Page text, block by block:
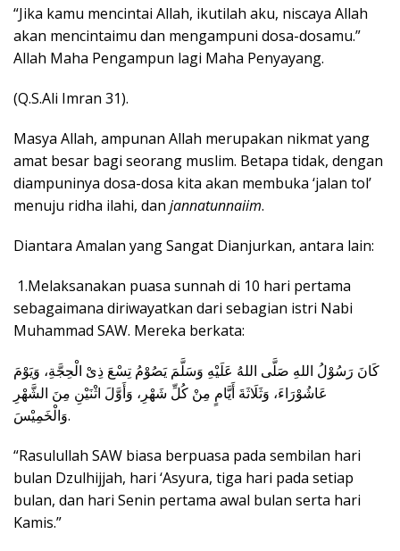
“Jika kamu mencintai Allah, ikutilah aku, niscaya Allah
akan mencintaimu dan mengampuni dosa-dosamu.”
Allah Maha Pengampun lagi Maha Penyayang.
(Q.S.Ali Imran 31).
Masya Allah, ampunan Allah merupakan nikmat yang
amat besar bagi seorang muslim. Betapa tidak, dengan
diampuninya dosa-dosa kita akan membuka ‘jalan tol’
menuju ridha ilahi, dan jannatunnaiim.
Diantara Amalan yang Sangat Dianjurkan, antara lain:
1.Melaksanakan puasa sunnah di 10 hari pertama
sebagaimana diriwayatkan dari sebagian istri Nabi
Muhammad SAW. Mereka berkata:
كَانَ رَسُوْلُ اللهِ صَلَّى اللهُ عَلَيْهِ وَسَلَّمَ يَصُوْمُ تِسْعَ ذِىْ الْحِجَّةِ، وَيَوْمَ
عَاشُوْرَاءَ، وَثَلَاثَةَ أَيَّامٍ مِنْ كُلِّ شَهْرِ، وَأَوَّلَ اثْنَيْنِ مِنَ الشَّهْرِ
وَالْخَمِيْسَ.
“Rasulullah SAW biasa berpuasa pada sembilan hari
bulan Dzulhijjah, hari ‘Asyura, tiga hari pada setiap
bulan, dan hari Senin pertama awal bulan serta hari
Kamis.”